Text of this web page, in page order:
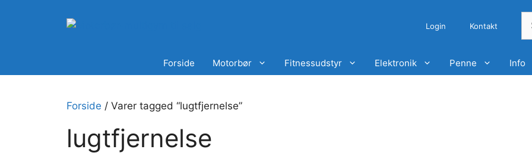
Login Kontakt
Forside Motorbør Fitnessudstyr Elektronik Penne Info
Forside / Varer tagged “lugtfjernelse”
lugtfjernelse